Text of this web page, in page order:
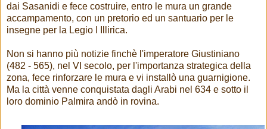
dai Sasanidi e fece costruire, entro le mura un grande
accampamento, con un pretorio ed un santuario per le
insegne per la Legio I Illirica.
Non si hanno più notizie finchè l'imperatore Giustiniano
(482 - 565), nel VI secolo, per l'importanza strategica della
zona, fece rinforzare le mura e vi installò una guarnigione.
Ma la città venne conquistata dagli Arabi nel 634 e sotto il
loro dominio Palmira andò in rovina.